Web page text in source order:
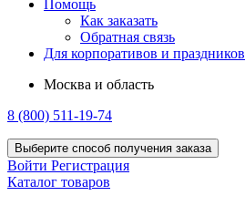
Помощь
Как заказать
Обратная связь
Для корпоративов и праздников
Москва и область
8 (800) 511-19-74
Выберите способ получения заказа
Войти Регистрация
Каталог товаров